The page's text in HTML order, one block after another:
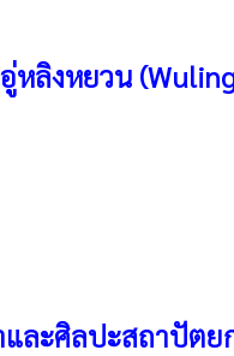
งหยวน
และศิลปะสถาปัต